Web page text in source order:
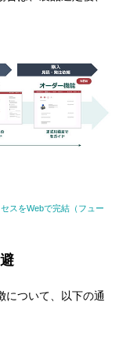
スをWebで完結（フュー
について、以下の通